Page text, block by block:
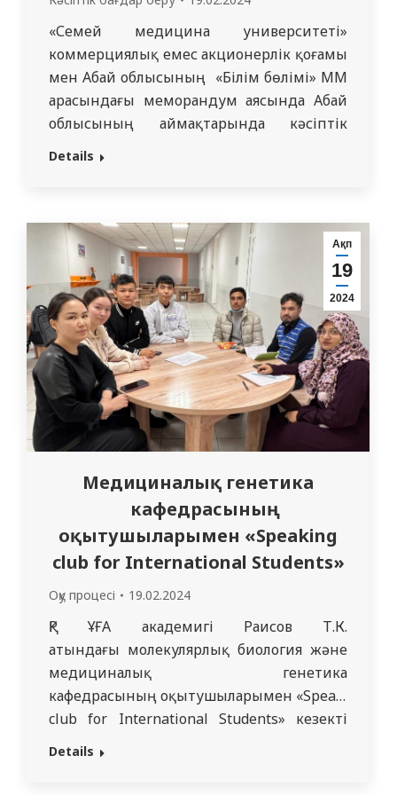
«Семей медицина университеті»
коммерциялық емес акционерлік қоғамы
мен Абай облысының «Білім бөлімі» ММ
арасындағы меморандум аясында Абай
облысының аймақтарында кәсіптік
бағдар беру жұмыстары
комиссиясының және Medical Foundation
басшысы Толеубаева Қ.С. және ЖББП
кафедрасының аға оқытушысы, PhD
Кадирсизова Ш.Б. Мақаншы, Үржар, Аягөз
аудандарындағы мектеп оқушыларына
кәсіптік бағдар беру…
Details
Ақп
19
2024
Медициналық генетика
кафедрасының
оқытушыларымен «Speaking
club for International Students»
Оқу процесі 19.02.2024
Қ
Р ҰҒА академигі Раисов Т.К.
атындағы молекулярлық биология және
медициналық генетика
кафедрасының оқытушыларымен «Speaking
club for International Students» кезекті
отырысы 2024 жылдың 10 ақпанында
Details